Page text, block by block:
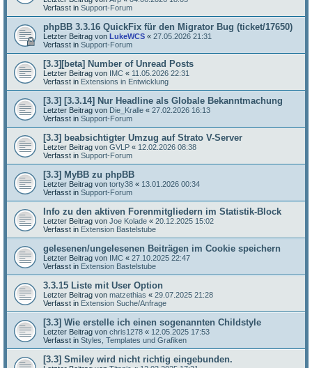
Verfasst in Support-Forum
phpBB 3.3.16 QuickFix für den Migrator Bug (ticket/17650)
Letzter Beitrag von LukeWCS « 27.05.2026 21:31
Verfasst in Support-Forum
[3.3][beta] Number of Unread Posts
Letzter Beitrag von IMC « 11.05.2026 22:31
Verfasst in Extensions in Entwicklung
[3.3] [3.3.14] Nur Headline als Globale Bekanntmachung
Letzter Beitrag von Die_Kralle « 27.02.2026 16:13
Verfasst in Support-Forum
[3.3] beabsichtigter Umzug auf Strato V-Server
Letzter Beitrag von GVLP « 12.02.2026 08:38
Verfasst in Support-Forum
[3.3] MyBB zu phpBB
Letzter Beitrag von torty38 « 13.01.2026 00:34
Verfasst in Support-Forum
Info zu den aktiven Forenmitgliedern im Statistik-Block
Letzter Beitrag von Joe Kolade « 20.12.2025 15:02
Verfasst in Extension Bastelstube
gelesenen/ungelesenen Beiträgen im Cookie speichern
Letzter Beitrag von IMC « 27.10.2025 22:47
Verfasst in Extension Bastelstube
3.3.15 Liste mit User Option
Letzter Beitrag von matzethias « 29.07.2025 21:28
Verfasst in Extension Suche/Anfrage
[3.3] Wie erstelle ich einen sogenannten Childstyle
Letzter Beitrag von chris1278 « 12.05.2025 17:53
Verfasst in Styles, Templates und Grafiken
[3.3] Smiley wird nicht richtig eingebunden.